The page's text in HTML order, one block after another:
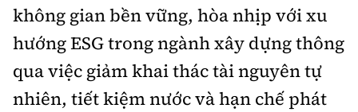
không gian bền vững, hòa nhịp với xu
hướng ESG trong ngành xây dựng thông
qua việc giảm khai thác tài nguyên tự
nhiên, tiết kiệm nước và hạn chế phát